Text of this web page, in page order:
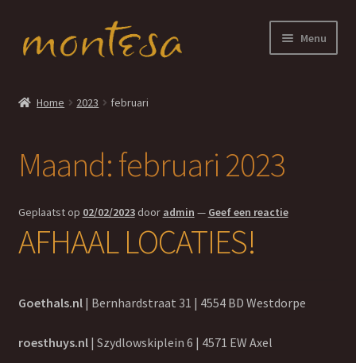
door
naar
Menu
lees-verder – Adoptie
lees-verder – Amandel
lees-verder – Omgeving
Home 2023 februari
Maand:februari 2023
Geplaatst op 02/02/2023door admin — Geef een reactie
AFHAAL LOCATIES!
Goethals.nl | Bernhardstraat 31 | 4554 BD Westdorpe
roesthuys.nl | Szydlowskiplein 6 | 4571 EW Axel